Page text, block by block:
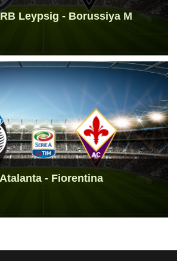
Leypsig - Borussiya M
- Fiorentina